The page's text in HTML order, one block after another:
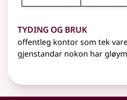
Tyding og bruk
offentleg kontor som tek
gjenstandar nokon har